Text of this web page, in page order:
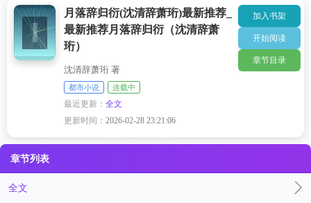
月落辞归衍(沈清辞萧珩)最新推荐_
最新推荐月落辞归衍（沈清辞萧
珩）
沈清辞萧珩 著
都市小说 连载中
最近更新：全文
更新时间：2026-02-28 23:21:06
加入书架
开始阅读
章节目录
章节列表
全文